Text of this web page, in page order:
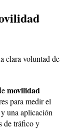
clara voluntad de
movilidad
para medir el
una aplicación
de tráfico y